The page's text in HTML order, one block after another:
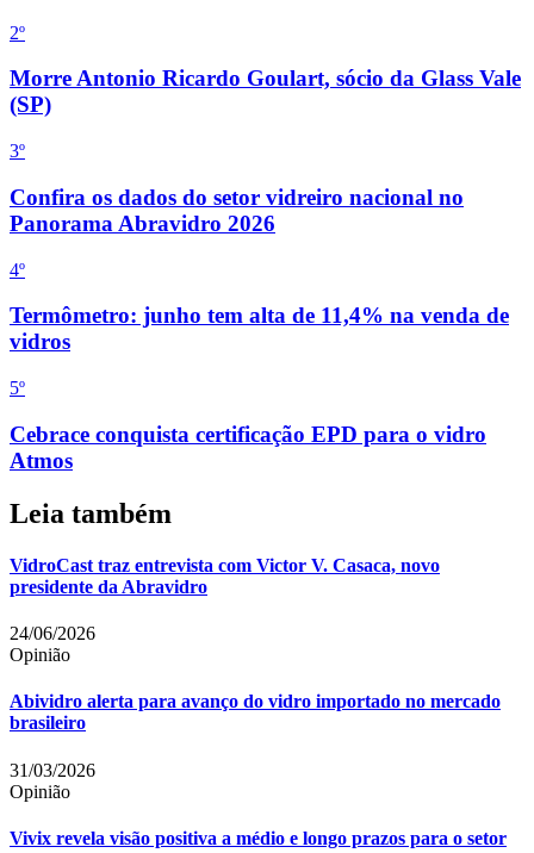
2º
Morre Antonio Ricardo Goulart, sócio da Glass Vale
(SP)
3º
Confira os dados do setor vidreiro nacional no
Panorama Abravidro 2026
4º
Termômetro: junho tem alta de 11,4% na venda de
vidros
5º
Cebrace conquista certificação EPD para o vidro
Atmos
Leia também
VidroCast traz entrevista com Victor V. Casaca, novo
presidente da Abravidro
24/06/2026
Opinião
Abividro alerta para avanço do vidro importado no mercado
brasileiro
31/03/2026
Opinião
Vivix revela visão positiva a médio e longo prazos para o setor